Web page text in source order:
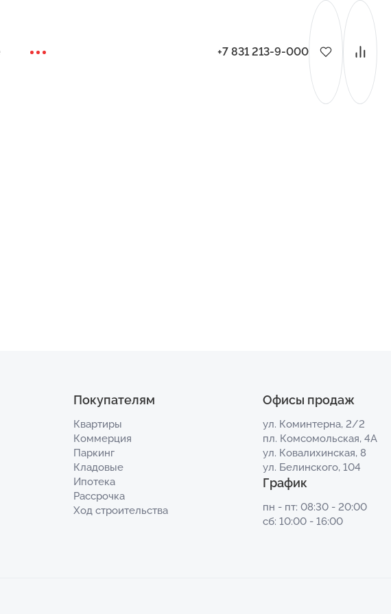
+7 831 213-9-000
Покупателям
Квартиры
Коммерция
Паркинг
Кладовые
Ипотека
Рассрочка
Ход строительства
Офисы продаж
ул. Коминтерна, 2/2
пл. Комсомольская, 4А
ул. Ковалихинская, 8
ул. Белинского, 104
График
пн - пт: 08:30 - 20:00
сб: 10:00 - 16:00